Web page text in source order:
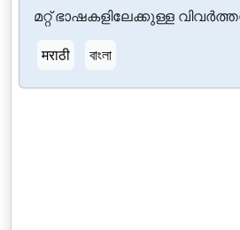
മറ്റ് ഭാഷകളിലേക്കുള്ള
मराठी
বাংলা